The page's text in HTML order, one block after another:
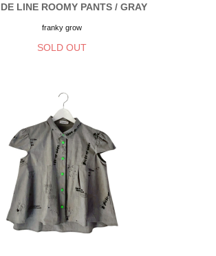
LINE ROOMY PANTS / GRAY
franky grow
SOLD OUT